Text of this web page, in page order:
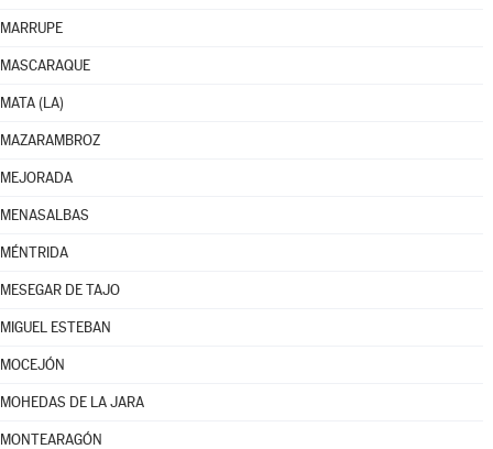
MARRUPE
MASCARAQUE
MATA (LA)
MAZARAMBROZ
MEJORADA
MENASALBAS
MÉNTRIDA
MESEGAR DE TAJO
MIGUEL ESTEBAN
MOCEJÓN
MOHEDAS DE LA JARA
MONTEARAGÓN